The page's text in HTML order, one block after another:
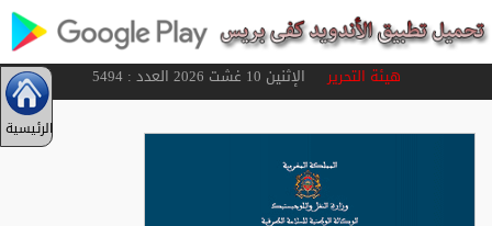
هيئة التحريرالإثنين 10 غشت 2026 العدد : 5494
الرئيسية